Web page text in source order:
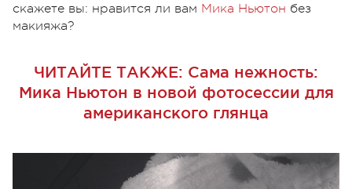
скажете вы: нравится ли вам Мика Ньютон без
макияжа?
ЧИТАЙТЕ ТАКЖЕ: Сама нежность:
Мика Ньютон в новой фотосессии для
американского глянца